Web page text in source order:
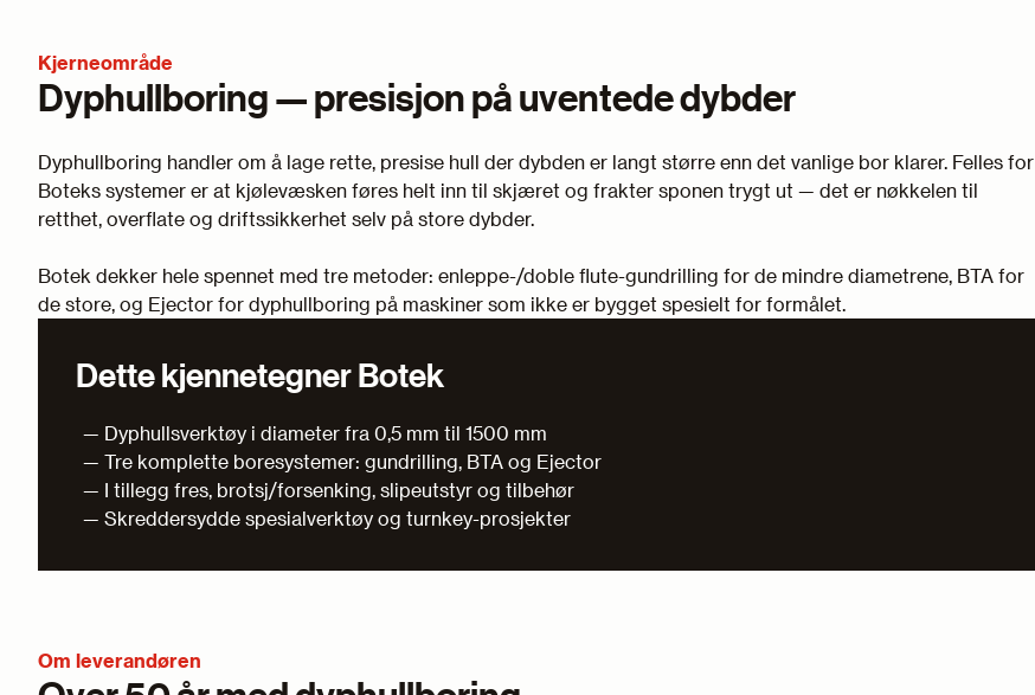
Kjerneområde
Dyphullboring — presisjon på uventede dybder
Dyphullboring handler om å lage rette, presise hull der dybden er langt større enn det vanlige bor klarer. Felles for
Boteks systemer er at kjølevæsken føres helt inn til skjæret og frakter sponen trygt ut — det er nøkkelen til
retthet, overflate og driftssikkerhet selv på store dybder.
Botek dekker hele spennet med tre metoder: enleppe-/doble flute-gundrilling for de mindre diametrene, BTA for
de store, og Ejector for dyphullboring på maskiner som ikke er bygget spesielt for formålet.
Dette kjennetegner Botek
Dyphullsverktøy i diameter fra 0,5 mm til 1500 mm
Tre komplette boresystemer: gundrilling, BTA og Ejector
I tillegg fres, brotsj/forsenking, slipeutstyr og tilbehør
Skreddersydde spesialverktøy og turnkey-prosjekter
Om leverandøren